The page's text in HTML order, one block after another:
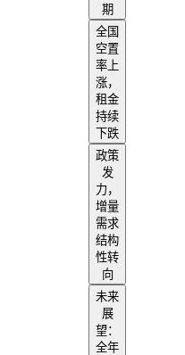
期
全国
空置
率上
涨，
租金
持续
下跌
政策
发
力，
增量
需求
结构
性转
向
未来
展
望：
全年